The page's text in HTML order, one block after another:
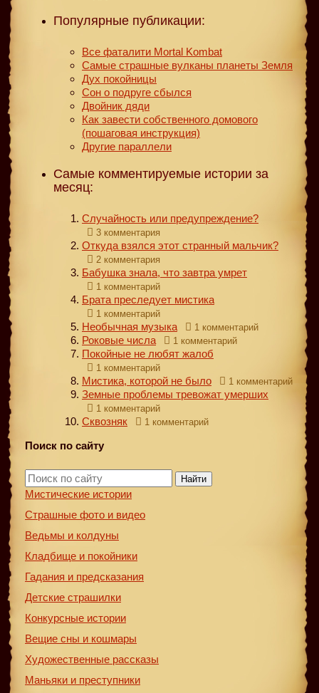
Популярные публикации:
Все фаталити Mortal Kombat
Самые страшные вулканы планеты Земля
Дух покойницы
Сон о подруге сбылся
Двойник дяди
Как завести собственного домового
(пошаговая инструкция)
Другие параллели
Самые комментируемые истории за
месяц:
Случайность или предупреждение?
3 комментария
Откуда взялся этот странный мальчик?
2 комментария
Бабушка знала, что завтра умрет
1 комментарий
Брата преследует мистика
1 комментарий
Необычная музыка 1 комментарий
Роковые числа 1 комментарий
Покойные не любят жалоб
1 комментарий
Мистика, которой не было 1 комментарий
Земные проблемы тревожат умерших
1 комментарий
Сквозняк 1 комментарий
Поиск по сайту
Найти
Мистические истории
Страшные фото и видео
Ведьмы и колдуны
Кладбище и покойники
Гадания и предсказания
Детские страшилки
Конкурсные истории
Вещие сны и кошмары
Художественные рассказы
Маньяки и преступники